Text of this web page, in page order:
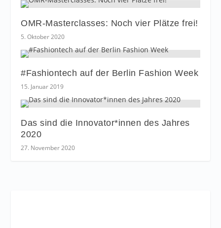
OMR-Masterclasses: Noch vier Plätze frei!
5. Oktober 2020
#Fashiontech auf der Berlin Fashion Week
15. Januar 2019
Das sind die Innovator*innen des Jahres
2020
27. November 2020